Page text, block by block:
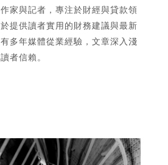
家與記者，專注於財經與貸款領
提供讀者實用的財務建議與最新
多年媒體從業經驗，文章深入淺
者信賴。